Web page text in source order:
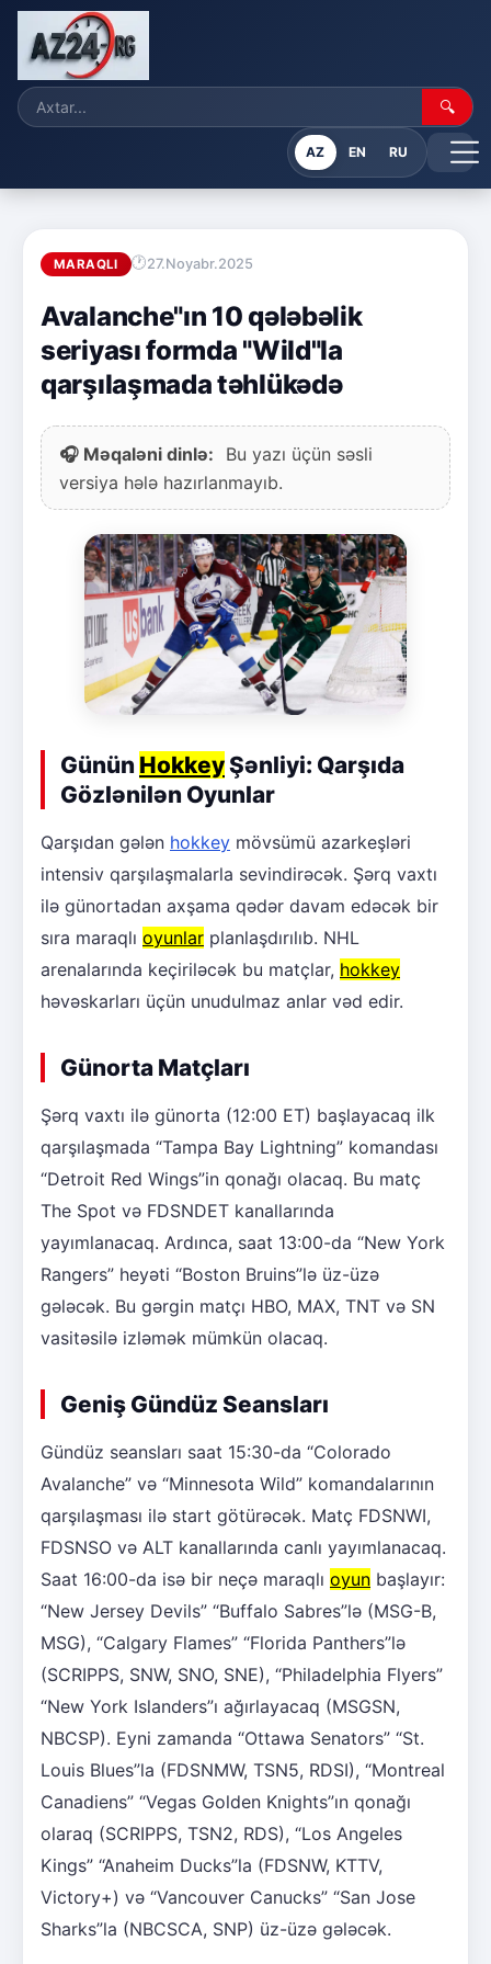
🔍
AZ EN RU
MARAQLI 27.Noyabr.2025
Avalanche"ın 10 qələbəlik
seriyası formda "Wild"la
qarşılaşmada təhlükədə
🎧 Məqaləni dinlə:
Bu yazı üçün səsli
versiya hələ hazırlanmayıb.
Günün HokkeyŞənliyi: Qarşıda
Gözlənilən Oyunlar
Qarşıdan gələn hokkey mövsümü azarkeşləri
intensiv qarşılaşmalarla sevindirəcək. Şərq vaxtı
ilə günortadan axşama qədər davam edəcək bir
sıra maraqlı oyunlar planlaşdırılıb. NHL
arenalarında keçiriləcək bu matçlar, hokkey
həvəskarları üçün unudulmaz anlar vəd edir.
Günorta Matçları
Şərq vaxtı ilə günorta (12:00 ET) başlayacaq ilk
qarşılaşmada “Tampa Bay Lightning” komandası
“Detroit Red Wings”in qonağı olacaq. Bu matç
The Spot və FDSNDET kanallarında
yayımlanacaq. Ardınca, saat 13:00-da “New York
Rangers” heyəti “Boston Bruins”lə üz-üzə
gələcək. Bu gərgin matçı HBO, MAX, TNT və SN
vasitəsilə izləmək mümkün olacaq.
Geniş Gündüz Seansları
Gündüz seansları saat 15:30-da “Colorado
Avalanche” və “Minnesota Wild” komandalarının
qarşılaşması ilə start götürəcək. Matç FDSNWI,
FDSNSO və ALT kanallarında canlı yayımlanacaq.
Saat 16:00-da isə bir neçə maraqlı oyun başlayır:
“New Jersey Devils” “Buffalo Sabres”lə (MSG-B,
MSG), “Calgary Flames” “Florida Panthers”lə
(SCRIPPS, SNW, SNO, SNE), “Philadelphia Flyers”
“New York Islanders”ı ağırlayacaq (MSGSN,
NBCSP). Eyni zamanda “Ottawa Senators” “St.
Louis Blues”la (FDSNMW, TSN5, RDSI), “Montreal
Canadiens” “Vegas Golden Knights”ın qonağı
olaraq (SCRIPPS, TSN2, RDS), “Los Angeles
Kings” “Anaheim Ducks”la (FDSNW, KTTV,
Victory+) və “Vancouver Canucks” “San Jose
Sharks”la (NBCSCA, SNP) üz-üzə gələcək.